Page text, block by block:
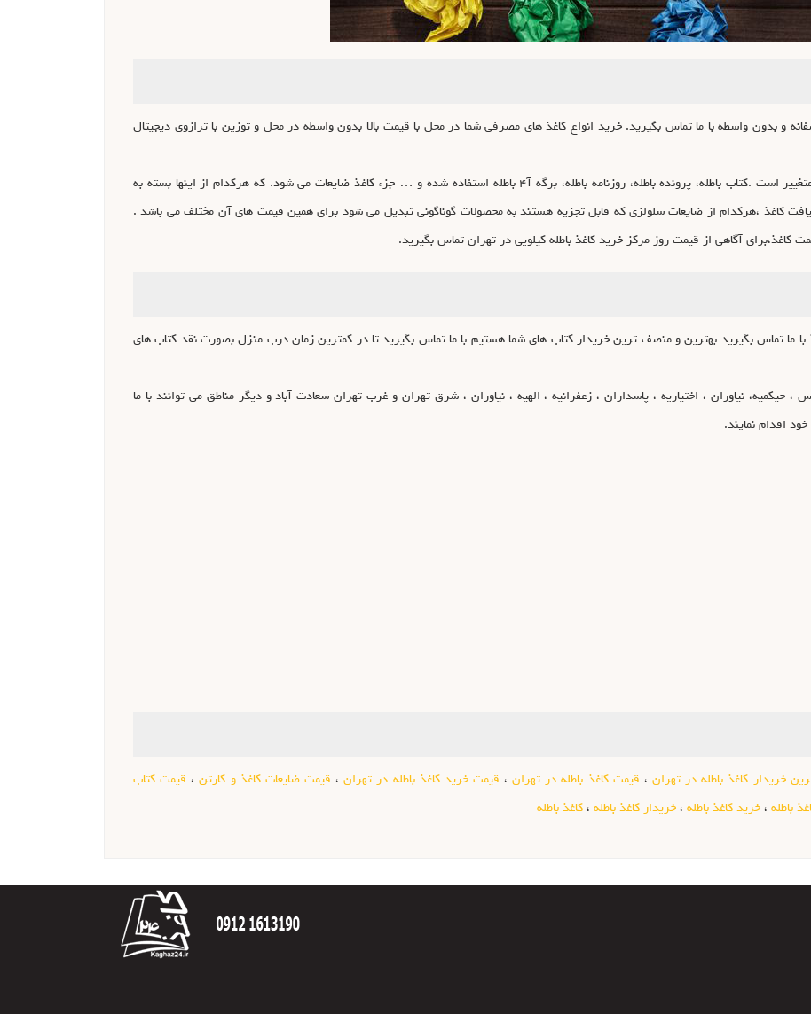
و بدون واسطه با ما تماس بگیرید. خرید انواع کاغذ های مصرفی شما در محل با قیمت بالا بدون واسطه در محل و توزین با ترازوی دیجیتال
قیمت هر کیلو از کاغذ باطله بر حسب تناژ و کیفیت متغییر است .کتاب باطله، پرونده باطله، روزنامه باطله، برگه آ۴ باطله استفاده شده و … جزء کاغذ ضایعات می شود. که هرکدام از اینها بسته به
کاغذ ،هرکدام از ضایعات سلولزی که قابل تجزیه هستند به محصولات گوناگونی تبدیل می شود برای همین قیمت های آن مختلف می باشد .
کاغذ،برای آگاهی از قیمت روز مرکز خرید کاغذ باطله کیلویی در تهران تماس بگیرید.
ما تماس بگیرید بهترین و منصف ترین خریدار کتاب های شما هستیم با ما تماس بگیرید تا در کمترین زمان درب منزل بصورت نقد کتاب های
، حیکمیه، نیاوران ، اختیاریه ، پاسداران ، زعفرانیه ، الهیه ، نیاوران ، شرق تهران و غرب تهران سعادت آباد و دیگر مناطق می توانند با ما
اقدام نمایند.
خریدار کاغذ باطله در تهران، قیمت کاغذ باطله در تهران، قیمت خرید کاغذ باطله در تهران، قیمت ضایعات کاغذ و کارتن، قیمت کتاب
باطله ، خرید کاغذ باطله ، خریدار کاغذ باطله ، کاغذ باطله